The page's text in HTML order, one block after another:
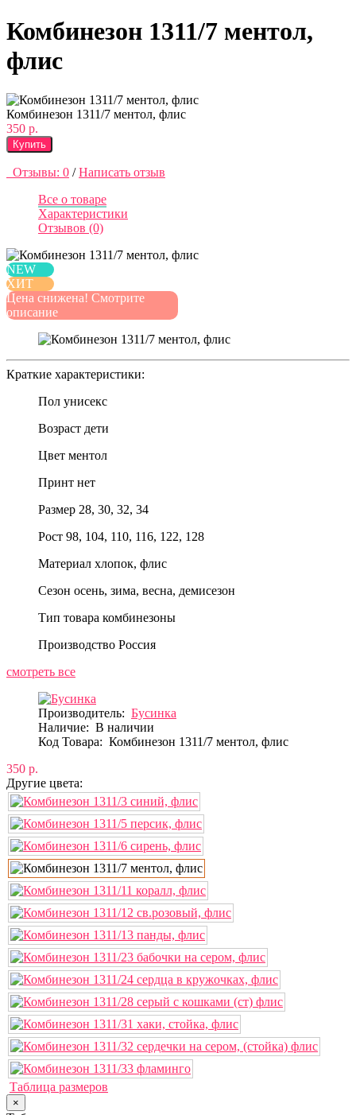
Комбинезон 1311/7 ментол,
флис
Комбинезон 1311/7 ментол, флис
350 р.
Купить
Отзывы: 0 / Написать отзыв
Все о товаре
Характеристики
Отзывов (0)
NEW
ХИТ
Цена снижена! Смотрите
описание
Краткие характеристики:
Пол унисекс
Возраст дети
Цвет ментол
Принт нет
Размер 28, 30, 32, 34
Рост 98, 104, 110, 116, 122, 128
Материал хлопок, флис
Сезон осень, зима, весна, демисезон
Тип товара комбинезоны
Производство Россия
смотреть все
Производитель: Бусинка
Наличие: В наличии
Код Товара: Комбинезон 1311/7 ментол, флис
350 р.
Другие цвета:
Таблица размеров
×